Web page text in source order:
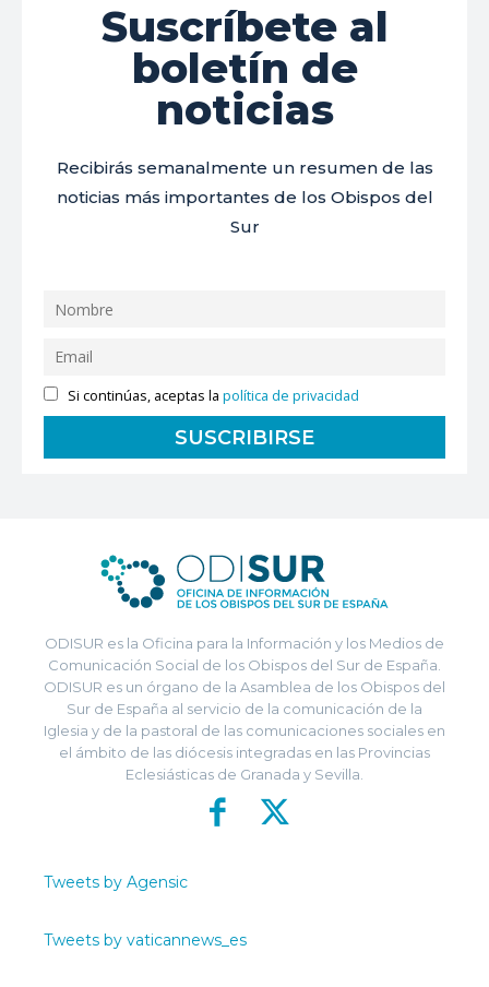
Suscríbete al
boletín de
noticias
Recibirás semanalmente un resumen de las
noticias más importantes de los Obispos del
Sur
Si continúas, aceptas lapolítica de privacidad
ODISUR es la Oficina para la Información y los Medios de
Comunicación Social de los Obispos del Sur de España.
ODISUR es un órgano de la Asamblea de los Obispos del
Sur de España al servicio de la comunicación de la
Iglesia y de la pastoral de las comunicaciones sociales en
el ámbito de las diócesis integradas en las Provincias
Eclesiásticas de Granada y Sevilla.
Tweets by Agensic
Tweets by vaticannews_es